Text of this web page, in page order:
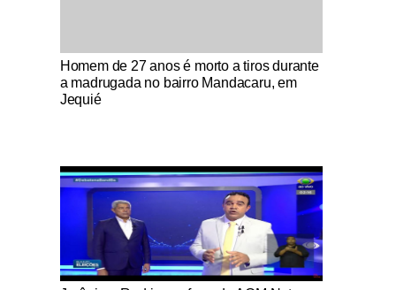
Notícias Católicas
Homem de 27 anos é morto a tiros durante
a madrugada no bairro Mandacaru, em
Jequié
Notícias Católicas